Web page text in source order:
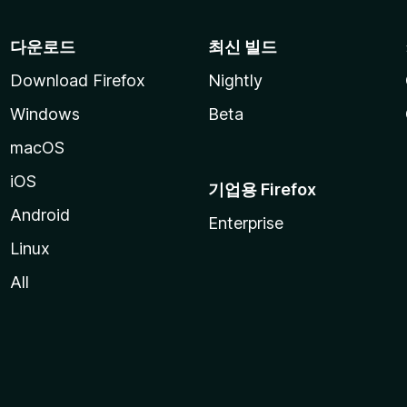
다운로드
Download Firefox
Windows
macOS
iOS
Android
Linux
All
최신 빌드
Nightly
Beta
기업용 Firefox
Enterprise